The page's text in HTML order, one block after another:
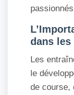
dans les
Les
le
de course,